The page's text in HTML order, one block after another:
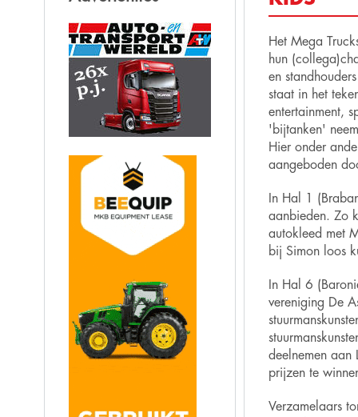
Het Mega
hun
en
staat in het
entertainment,
'bijtanken'
Hier onder
aangeboden
In Hal 1
aanbieden. Zo
autokleed met
bij Simon loos
In Hal 6
vereniging De
deelnemen aan
prijzen te
Verzamelaars